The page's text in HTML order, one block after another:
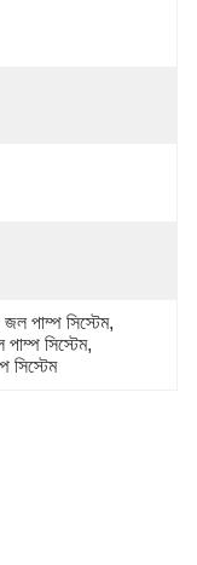
পাম্প সিস্টেম,
সিস্টেম,
সিস্টেম